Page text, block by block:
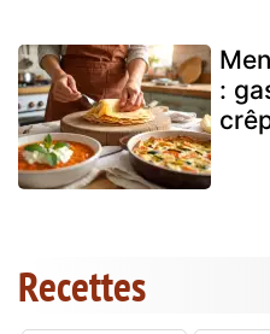
:
Recettes